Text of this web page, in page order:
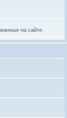
на сайте.